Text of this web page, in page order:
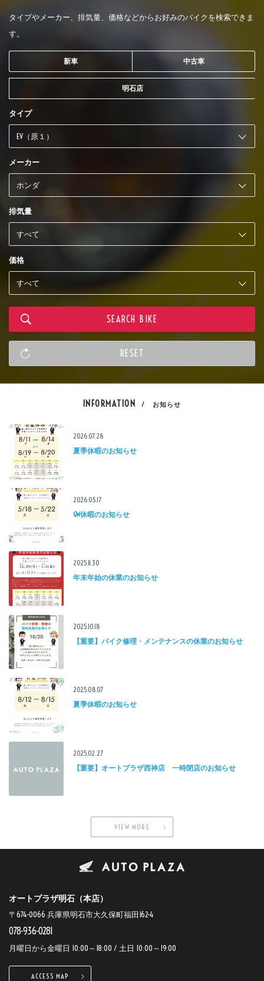
タイプやメーカー、排気量、価格などからお好みのバイクを検索できま
す。
新車 中古車
明石店
タイプ
メーカー
排気量
価格
INFORMATION / お知らせ
2026.07.28
夏季休暇のお知らせ
2026.05.17
GW休暇のお知らせ
2025.11.30
年末年始の休業のお知らせ
2025.10.18
【重要】バイク修理・メンテナンスの休業のお知らせ
2025.08.07
夏季休暇のお知らせ
2025.02.27
【重要】オートプラザ西神店 一時閉店のお知らせ
VIEW MORE
オートプラザ明石（本店）
〒674-0066 兵庫県明石市大久保町福田162-4
078-936-0281
月曜日から金曜日 10:00～18:00 / 土日 10:00～19:00
ACCESS MAP